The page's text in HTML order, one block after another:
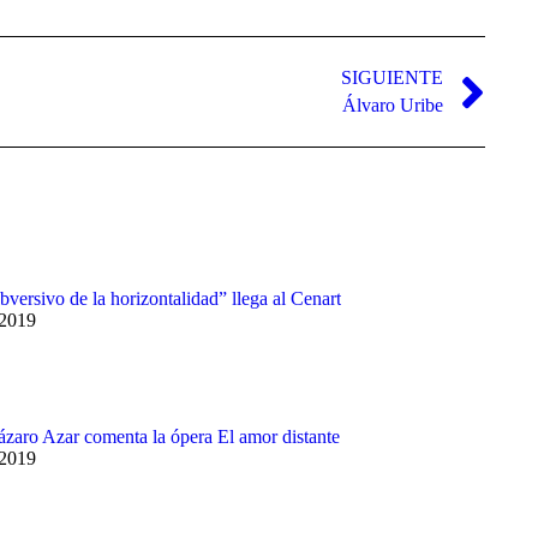
disminuir
volumen.
SIGUIENTE
Álvaro Uribe
de la horizontalidad” llega al Cenart
Azar comenta la ópera El amor distante